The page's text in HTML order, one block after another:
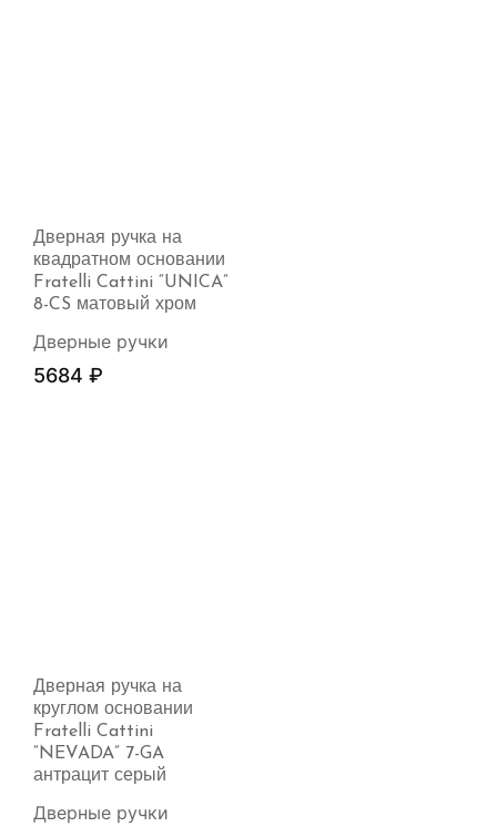
Дверная ручка на
квадратном основании
Fratelli Cattini “UNICA”
8-CS матовый хром
Дверные ручки
5684 ₽
Дверная ручка на
круглом основании
Fratelli Cattini
“NEVADA” 7-GA
антрацит серый
Дверные ручки